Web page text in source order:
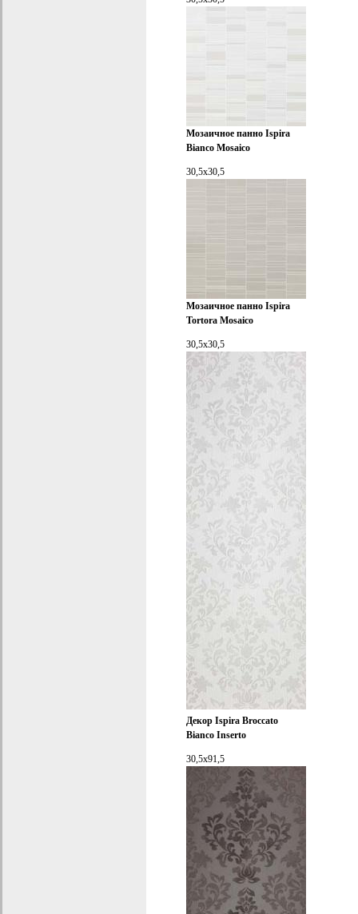
Мозаичное панно Ispira
Bianco Mosaico
30,5x30,5
Мозаичное панно Ispira
Tortora Mosaico
30,5x30,5
Декор Ispira Broccato
Bianco Inserto
30,5x91,5